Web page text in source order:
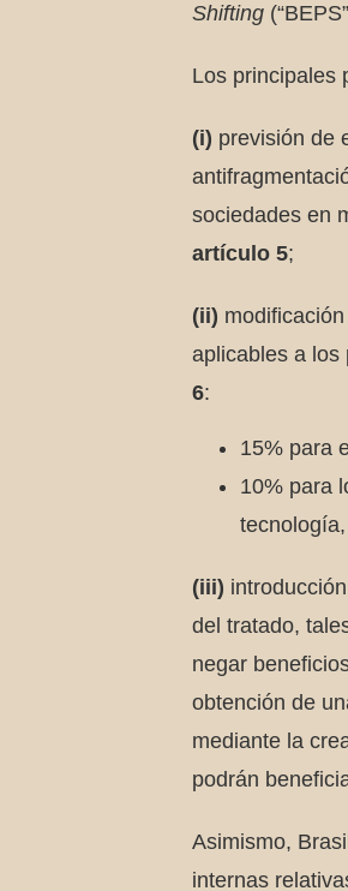
Shifting
Los principales
(i) previsión de
sociedades en
artículo 5;
(ii)
aplicables a los
6:
15% para
10% para
(iii)
del tratado,
negar
obtención de
mediante la
podrán
Asimismo,
internas